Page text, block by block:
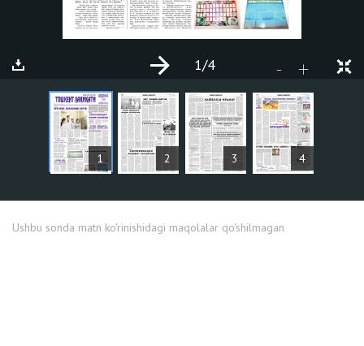
1 2 3 4
- +
1/4
MAQOLALAR
Ushbu sonda matn ko'rinishidagi maqolalar qo'shilmagan